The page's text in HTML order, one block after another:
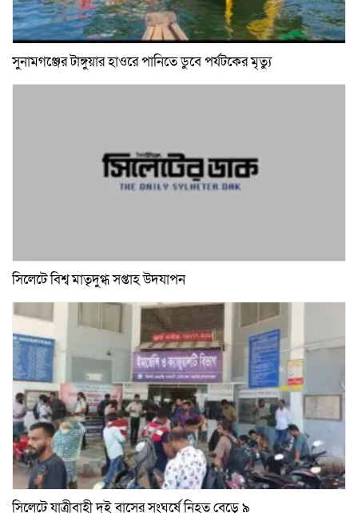
সুনামগঞ্জের টাঙ্গুয়ার হাওরে পানিতে ডুবে পর্যটকের মৃত্যু
সিলেটে বিশ্ব মাতৃদুগ্ধ সপ্তাহ উদযাপন
সিলেটে যাত্রীবাহী দুই বাসের সংঘর্ষে নিহত বেড়ে ৯